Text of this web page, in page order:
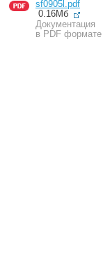
sf0905l.pdf
0.16Мб
Документация
в PDF формате